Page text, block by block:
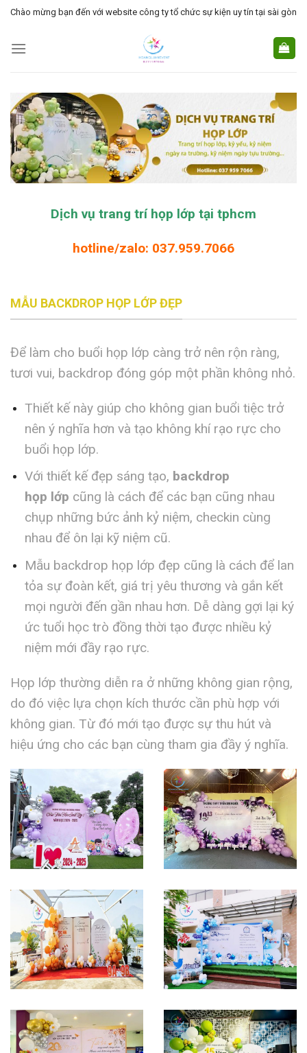
Skip
content
Chào mừng bạn đến với website công ty tổ chức sự kiện uy tín tại sài gòn
Dịch vụ trang trí họp lớp tại tphcm
hotline/zalo: 037.959.7066
MẪU BACKDROP HỌP LỚP ĐẸP
Để làm cho buổi họp lớp càng trở nên rộn ràng,
tươi vui, backdrop đóng góp một phần không nhỏ.
Thiết kế này giúp cho không gian buổi tiệc trở
nên ý nghĩa hơn và tạo không khí rạo rực cho
buổi họp lớp.
Với thiết kế đẹp sáng tạo, backdrop
họp lớp cũng là cách để các bạn cũng nhau
chụp những bức ảnh kỷ niệm, checkin cùng
nhau để ôn lại kỹ niệm cũ.
Mẫu backdrop họp lớp đẹp cũng là cách để lan
tỏa sự đoàn kết, giá trị yêu thương và gắn kết
mọi người đến gần nhau hơn. Dễ dàng gợi lại ký
ức tuổi học trò đồng thời tạo được nhiều kỷ
niệm mới đầy rạo rực.
Họp lớp thường diễn ra ở những không gian rộng,
do đó việc lựa chọn kích thước cần phù hợp với
không gian. Từ đó mới tạo được sự thu hút và
hiệu ứng cho các bạn cùng tham gia đầy ý nghĩa.